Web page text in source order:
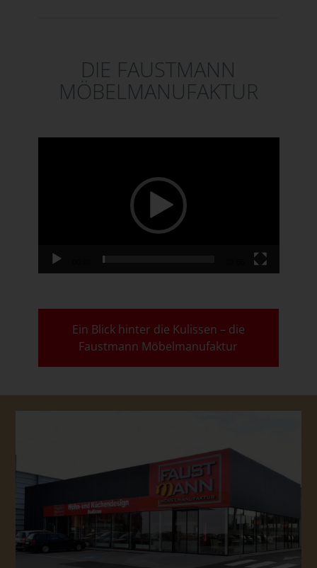
DIE FAUSTMANN
MÖBELMANUFAKTUR
Ein Blick hinter die Kulissen – die
Faustmann Möbelmanufaktur